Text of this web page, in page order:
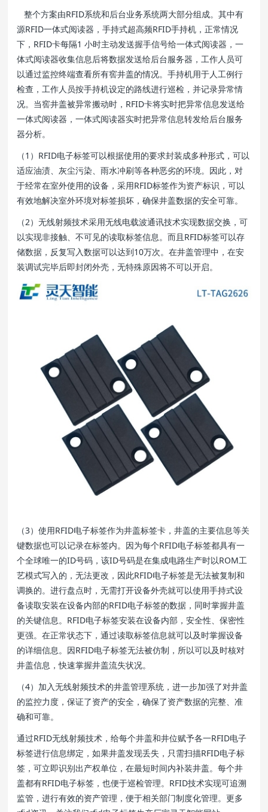
整个方案由RFID系统和后台业务系统两大部分组成。其中有
源RFID一体式阅读器，手持式超高频RFID手持机，正常情况
下，RFID卡每隔1 小时主动发送握手信号给一体式阅读器，一
体式阅读器收集信息后将数据发送给后台服务器，工作人员可
以通过监控终端查看所有窖井盖的情况。手持机用于人工例行
检查，工作人员按手持机设定的路线进行巡检，并记录异常情
况。当窖井盖被异常搬动时，RFID卡将实时把异常信息发送给
一体式阅读器，一体式阅读器实时把异常信息转发给后台服务
器分析。
（1）RFID电子标签可以根据使用的要求封装成多种形式，可以
适应油渍、灰尘污染、雨水冲刷等各种恶劣的环境。因此，对
于经常在室外使用的设备，采用RFID标签作为资产标识，可以
有效地解决室外环境对标签损坏，确保井盖数据的安全可靠。
（2）无线射频技术采用无线电载波通讯技术实现数据交换，可
以实现非接触、不可见的读取标签信息。而且RFID标签可以存
储数据，反复写入数据可以达到10万次。在井盖管理中，在安
装调试完毕后即封闭外壳，无特殊原因将不可以开启。
（3）使用RFID电子标签作为井盖标签卡，井盖的主要信息等关
键数据也可以记录在标签内。因为每个RFID电子标签都具有一
个全球唯一的ID号码，该ID号码是在集成电路生产时以ROM工
艺模式写入的，无法更改，因此RFID电子标签是无法被复制和
调换的。进行盘点时，无需打开设备外壳就可以使用手持式设
备读取安装在设备内部的RFID电子标签的数据，同时掌握井盖
的关键信息。RFID电子标签安装在设备内部，安全性、保密性
更强。在正常状态下，通过读取标签信息就可以及时掌握设备
的详细信息。因RFID电子标签无法被仿制，所以可以及时核对
井盖信息，快速掌握井盖流失状况。
（4）加入无线射频技术的井盖管理系统，进一步加强了对井盖
的监控力度，保证了资产的安全，确保了资产数据的完整、准
确和可靠。
通过RFID无线射频技术，给每个井盖和井位赋予各一RFID电子
标签进行信息绑定，如果井盖发现丢失，只需扫描RFID电子标
签，可立即识别出产权单位，在最短时间内补装井盖。每个井
盖都有RFID电子标签，也便于巡检管理。RFID技术实现可追溯
监管，进行有效的资产管理，便于相关部门制度化管理。更多